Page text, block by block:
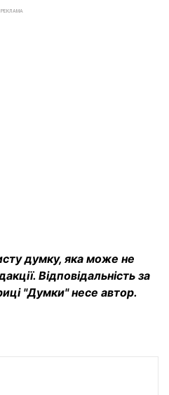
РЕКЛАМА
думку, яка може не
Відповідальність за
"Думки" несе автор.